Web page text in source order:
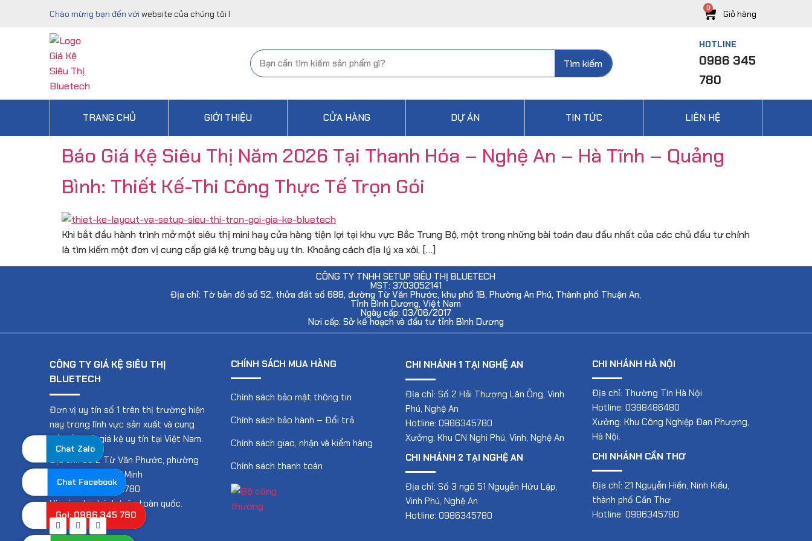
Chào mừng bạn đến với website của chúng tôi !
Tìm kiếm
HOTLINE
0986 345
780
TRANG CHỦ GIỚI THIỆU CỬA HÀNG DỰ ÁN TIN TỨC LIÊN HỆ
Báo Giá Kệ Siêu Thị Năm 2026 Tại Thanh Hóa – Nghệ An – Hà Tĩnh – Quảng
Bình: Thiết Kế-Thi Công Thực Tế Trọn Gói
Khi bắt đầu hành trình mở một siêu thị mini hay cửa hàng tiện lợi tại khu vực Bắc Trung Bộ, một trong những bài toán đau đầu nhất của các chủ đầu tư chính
là tìm kiếm một đơn vị cung cấp giá kệ trưng bày uy tín. Khoảng cách địa lý xa xôi, […]
CÔNG TY TNHH SETUP SIÊU THỊ BLUETECH
MST: 3703052141
Địa chỉ: Tờ bản đồ số 52, thửa đất số 688, đường Từ Văn Phước, khu phố 1B, Phường An Phú, Thành phố Thuận An,
Tỉnh Bình Dương, Việt Nam
Ngày cấp: 03/06/2017
Nơi cấp: Sở kế hoạch và đầu tư tỉnh Bình Dương
CÔNG TY GIÁ KỆ SIÊU THỊ
BLUETECH
Đơn vị uy tín số 1 trên thị trường hiện
nay trong lĩnh vực sản xuất và cung
cấp, lắp đặt giá kệ uy tín tại Việt Nam.
Địa chỉ: Số 2 Từ Văn Phước, phường
An Phú, TP Hồ Chí Minh
Hotline: 0986.345.780
Và các chi nhánh trên toàn quốc.
CHÍNH SÁCH MUA HÀNG
Chính sách bảo mật thông tin
Chính sách bảo hành – Đổi trả
Chính sách giao, nhận và kiểm hàng
Chính sách thanh toán
CHI NHÁNH 1 TẠI NGHỆ AN
Địa chỉ: Số 2 Hải Thượng Lãn Ông, Vinh
Phú, Nghệ An
Hotline: 0986345780
Xưởng: Khu CN Nghi Phú, Vinh, Nghệ An
CHI NHÁNH 2 TẠI NGHỆ AN
Địa chỉ: Số 3 ngõ 51 Nguyễn Hữu Lập,
Vinh Phú, Nghệ An
Hotline: 0986345780
CHI NHÁNH HÀ NỘI
Địa chỉ: Thường Tín Hà Nội
Hotline: 0398486480
Xưởng: Khu Công Nghiệp Đan Phượng,
Hà Nội.
CHI NHÁNH CẦN THƠ
Địa chỉ: 21 Nguyễn Hiền, Ninh Kiều,
thành phố Cần Thơ
Hotline: 0986345780
Chat Zalo
Chat Facebook
Gọi: 0986 345 780